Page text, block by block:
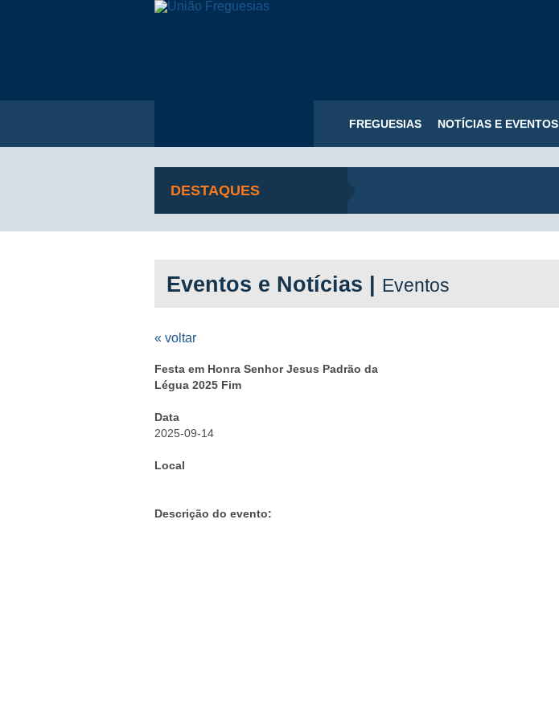
FREGUESIAS NOTÍCIAS E EVENTOS
DESTAQUES
Eventos e Notícias | Eventos
« voltar
Festa em Honra Senhor Jesus Padrão da
Légua 2025 Fim
Data
2025-09-14
Local
Descrição do evento: